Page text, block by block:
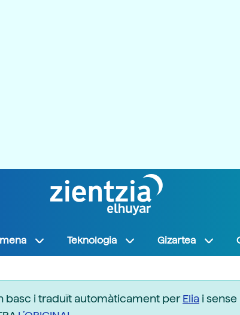
Teknologia Gizartea
basc i traduït automàticament perElia i